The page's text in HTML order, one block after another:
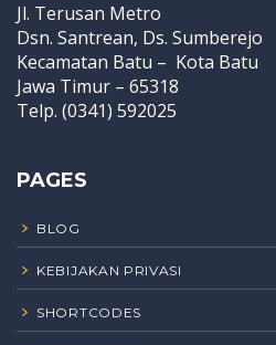
Jl. Terusan Metro
Dsn. Santrean, Ds. Sumberejo
Kecamatan Batu – Kota Batu
Jawa Timur – 65318
Telp. (0341) 592025
PAGES
BLOG
KEBIJAKAN PRIVASI
SHORTCODES